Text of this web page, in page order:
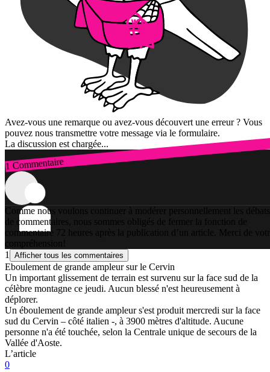
Avez-vous une remarque ou avez-vous découvert une erreur ? Vous
pouvez nous transmettre votre message via le formulaire.
La discussion est chargée...
1 Commentaire
Connexion
Comme nous voulons continuer à modérer personnellement les débats
de commentaires, nous sommes obligés de fermer la fonction de
commentaire 72 heures après la publication d’un article. Merci de
compréhension!
1
Afficher tous les commentaires
Eboulement de grande ampleur sur le Cervin
Un important glissement de terrain est survenu sur la face sud de la
célèbre montagne ce jeudi. Aucun blessé n'est heureusement à
déplorer.
Un éboulement de grande ampleur s'est produit mercredi sur la face
sud du Cervin – côté italien -, à 3900 mètres d'altitude. Aucune
personne n'a été touchée, selon la Centrale unique de secours de la
Vallée d'Aoste.
L’article
0